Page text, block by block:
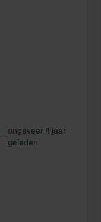
—ongeveer 4 jaar
geleden